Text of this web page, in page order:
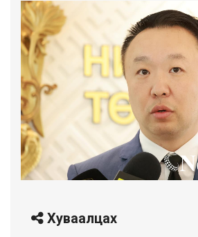
Хуваалцах